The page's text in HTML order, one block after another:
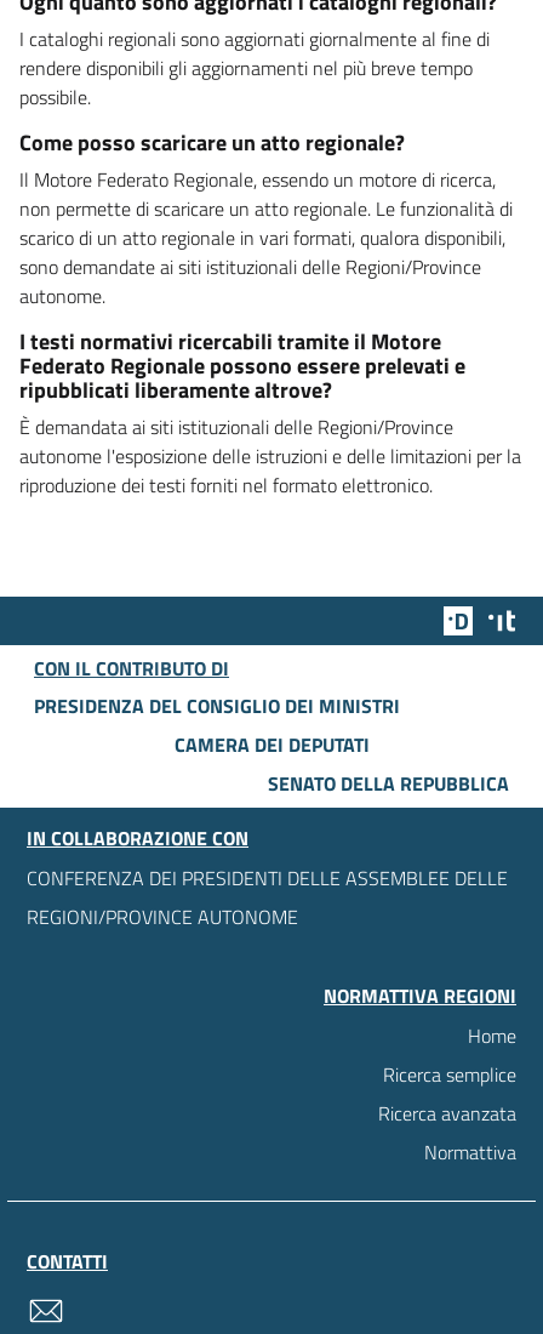
I cataloghi regionali sono aggiornati giornalmente al fine di
rendere disponibili gli aggiornamenti nel più breve tempo
possibile.
Come posso scaricare un atto regionale?
Il Motore Federato Regionale, essendo un motore di ricerca,
non permette di scaricare un atto regionale. Le funzionalità di
scarico di un atto regionale in vari formati, qualora disponibili,
sono demandate ai siti istituzionali delle Regioni/Province
autonome.
I testi normativi ricercabili tramite il Motore
Federato Regionale possono essere prelevati e
ripubblicati liberamente altrove?
È demandata ai siti istituzionali delle Regioni/Province
autonome l'esposizione delle istruzioni e delle limitazioni per la
riproduzione dei testi forniti nel formato elettronico.
Team
CON IL CONTRIBUTO DI
PRESIDENZA DEL CONSIGLIO DEI MINISTRI
CAMERA DEI DEPUTATI
SENATO DELLA REPUBBLICA
IN COLLABORAZIONE CON
CONFERENZA DEI PRESIDENTI DELLE ASSEMBLEE DELLE
REGIONI/PROVINCE AUTONOME
NORMATTIVA REGIONI
Home
Ricerca semplice
Ricerca avanzata
Normattiva
CONTATTI